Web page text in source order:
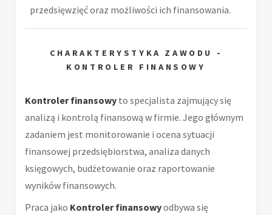
przedsięwzięć oraz możliwości ich finansowania.
CHARAKTERYSTYKA ZAWODU -
KONTROLER FINANSOWY
Kontroler finansowy to specjalista zajmujący się
analizą i kontrolą finansową w firmie. Jego głównym
zadaniem jest monitorowanie i ocena sytuacji
finansowej przedsiębiorstwa, analiza danych
księgowych, budżetowanie oraz raportowanie
wyników finansowych.
Praca jako Kontroler finansowyodbywa się